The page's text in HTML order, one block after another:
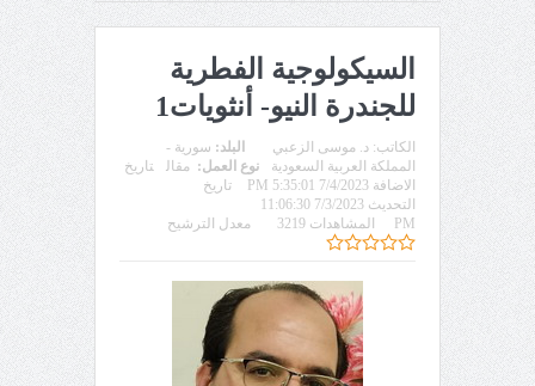
السيكولوجية الفطرية
للجندرة النيو- أنثويات1
الكاتب: د. موسى الزعبي البلد: سورية -
المملكة العربية السعودية
نوع العمل: مقال
تاريخ
الاضافة 7/4/2023 5:35:01 PM
تاريخ
التحديث 7/3/2023 11:06:30
PM
المشاهدات 3219 معدل الترشيح